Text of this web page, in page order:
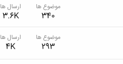
موضوع ها
340
ارسال ها
3.6K
موضوع ها
293
ارسال ها
4K